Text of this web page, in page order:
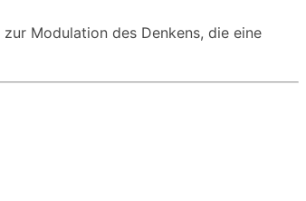
Modulation des Denkens, die eine